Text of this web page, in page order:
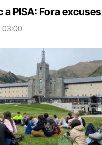
PISA: Fora excuses
03:00